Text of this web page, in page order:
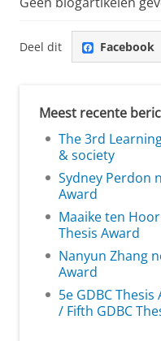
Deel dit Facebook
Meest recente
The 3rd
& society
Sydney Perdon
Award
Maaike ten
Thesis Award
Nanyun Zhang
Award
5e GDBC
/ Fifth GDBC